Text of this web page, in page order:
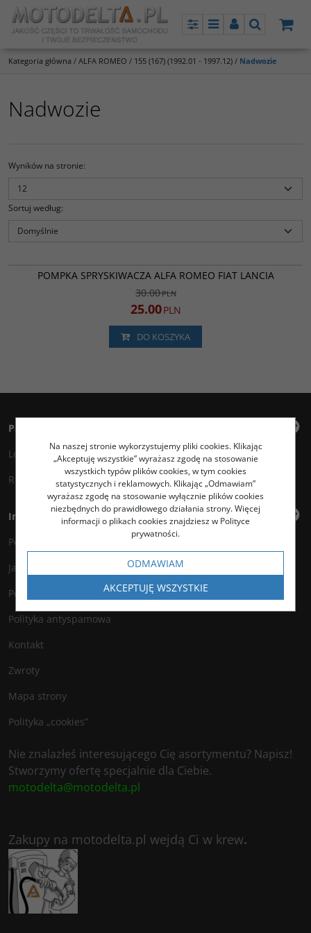
PanelMenuPanelSzukaj
Kategoria główna / ALFA ROMEO / 155 (167) (1992.01 - 1997.12) / Nadwozie
Nadwozie
Wyników na stronie:
Sortuj według:
PROMOCJA
POMPKA SPRYSKIWACZA ALFA ROMEO FIAT LANCIA
30.00PLN
25.00PLN
DO KOSZYKA
Panel klienta
Logowanie
Rejestracja
Informacje
Polityka prywatności
Jak kupować?
Polityka legalności
Polityka antyspamowa
Kontakt
Zwroty
Mapa strony
Polityka „cookies”
Nie znalazłeś interesującego Cię asortymentu? Napisz!
Stworzymy ofertę specjalnie dla Ciebie.
motodelta@motodelta.pl
Zakupy na motodelta.pl wejdą Ci w krew.
Na naszej stronie wykorzystujemy pliki cookies. Klikając
„Akceptuję wszystkie” wyrażasz zgodę na stosowanie
wszystkich typów plików cookies, w tym cookies
statystycznych i reklamowych. Klikając „Odmawiam”
wyrażasz zgodę na stosowanie wyłącznie plików cookies
niezbędnych do prawidłowego działania strony. Więcej
informacji o plikach cookies znajdziesz w Polityce
prywatności.
ODMAWIAM
AKCEPTUJĘ WSZYSTKIE